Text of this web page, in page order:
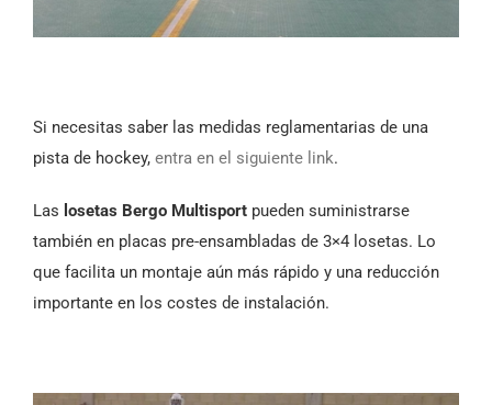
Si necesitas saber las medidas reglamentarias de una
pista de hockey, entra en el siguiente link.
Las losetas Bergo Multisport pueden suministrarse
también en placas pre-ensambladas de 3×4 losetas. Lo
que facilita un montaje aún más rápido y una reducción
importante en los costes de instalación.